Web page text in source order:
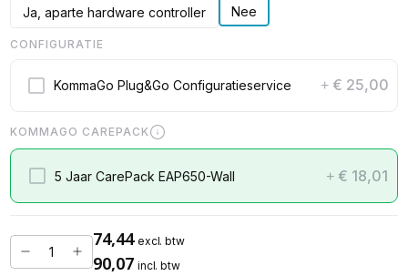
Ja, aparte hardware controller Nee
CONFIGURATIE
KommaGo Plug&Go Configuratieservice + € 25,00
KOMMAGO CAREPACK
5 Jaar CarePack EAP650-Wall + € 18,01
74,44 excl. btw
90,07 incl. btw